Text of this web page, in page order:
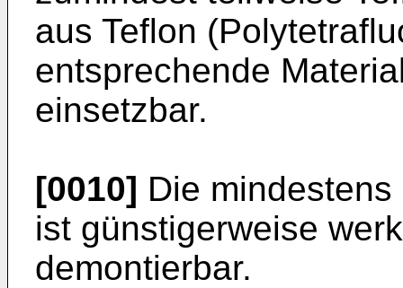
aus Teflon
entsprechende
einsetzbar.
[0010] Die
ist günstigerweise
demontierbar.